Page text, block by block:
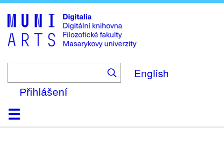
to
main
content
English
Přihlášení
DomůKolekce
Prohlížení
Vyhledávání
O platformě
Nápověda
KontaktDigitalia